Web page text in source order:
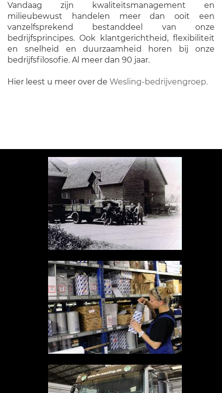
Vandaag zijn kwaliteitsmanagement en
milieubewust handelen meer dan ooit een
vanzelfsprekend bestanddeel van onze
bedrijfsprincipes. Ook klantgerichtheid, flexibiliteit
en snelheid en duurzaamheid horen bij onze
bedrijfsfilosofie. Al meer dan 90 jaar.
Hier leest u meer over de Wesling-bedrijvengroep.